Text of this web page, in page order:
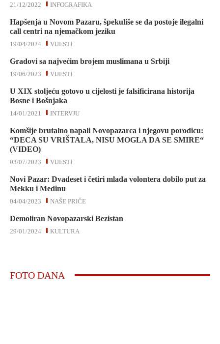
INFOGRAFIKA
21/12/2022
Hapšenja u Novom Pazaru, špekuliše se da postoje ilegalni
call centri na njemačkom jeziku
VIJESTI
19/04/2024
Gradovi sa najvećim brojem muslimana u Srbiji
VIJESTI
19/06/2023
U XIX stoljeću gotovo u cijelosti je falsificirana historija
Bosne i Bošnjaka
INTERVJU
14/01/2021
Komšije brutalno napali Novopazarca i njegovu porodicu:
“DECA SU VRIŠTALA, NISU MOGLA DA SE SMIRE“
(VIDEO)
VIJESTI
03/07/2023
Novi Pazar: Dvadeset i četiri mlada volontera dobilo put za
Mekku i Medinu
NAŠE PRIČE
04/04/2023
Demoliran Novopazarski Bezistan
KULTURA
29/01/2024
FOTO DANA